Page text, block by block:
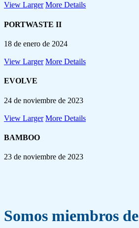
View Larger More Details
PORTWASTE II
18 de enero de 2024
View Larger More Details
EVOLVE
24 de noviembre de 2023
View Larger More Details
BAMBOO
23 de noviembre de 2023
Somos miembros de